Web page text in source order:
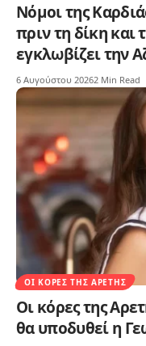
Νόμοι της
πριν τη δίκη και
εγκλωβίζει την
6 Αυγούστου 20262 Min Read
ΟΙ ΚΌΡΕΣ ΤΗΣ ΑΡΕΤΉΣ
Οι κόρες της
θα υποδυθεί η